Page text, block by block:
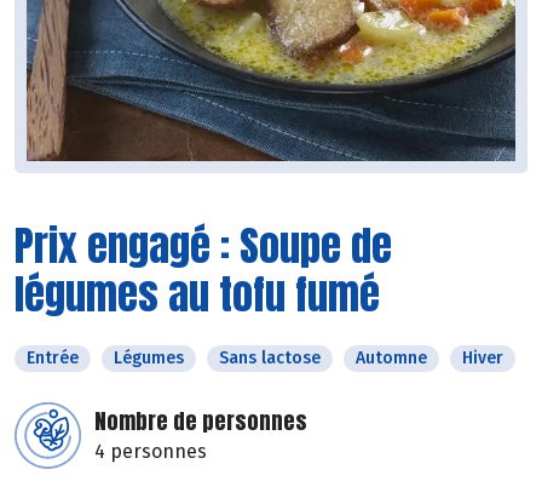
Prix engagé : Soupe de
légumes au tofu fumé
Entrée Légumes Sans lactose Automne Hiver
Nombre de personnes
4 personnes